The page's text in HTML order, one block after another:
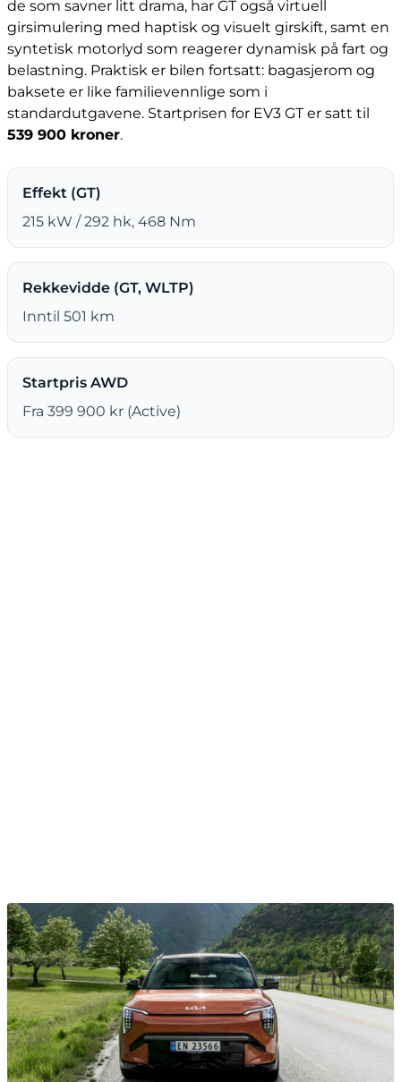
de som savner litt drama, har GT også virtuell
girsimulering med haptisk og visuelt girskift, samt en
syntetisk motorlyd som reagerer dynamisk på fart og
belastning. Praktisk er bilen fortsatt: bagasjerom og
baksete er like familievennlige som i
standardutgavene. Startprisen for EV3 GT er satt til
539 900 kroner.
Effekt (GT)
215 kW / 292 hk, 468 Nm
Rekkevidde (GT, WLTP)
Inntil 501 km
Startpris AWD
Fra 399 900 kr (Active)